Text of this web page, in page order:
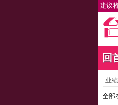
建议
回
业
全部